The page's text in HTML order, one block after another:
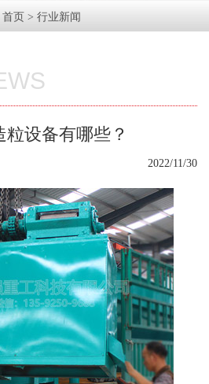
首页 > 行业新闻
粒设备有哪些？
2022/11/30